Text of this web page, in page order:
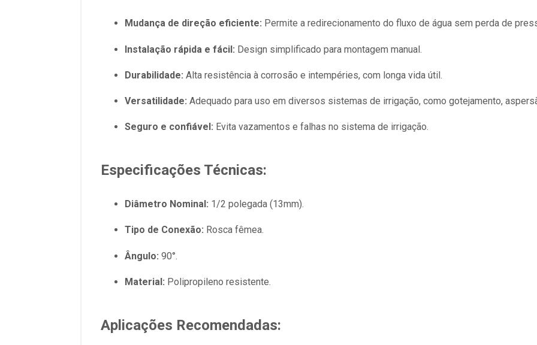
Mudança de direção eficiente: Permite a redirecionamento do fluxo de água sem perda de
Instalação rápida e fácil: Design simplificado para montagem manual.
Durabilidade: Alta resistência à corrosão e intempéries, com longa vida útil.
Versatilidade: Adequado para uso em diversos sistemas de irrigação, como gotejamento,
Seguro e confiável: Evita vazamentos e falhas no sistema de irrigação.
Especificações Técnicas:
Diâmetro Nominal: 1/2 polegada (13mm).
Tipo de Conexão: Rosca fêmea.
Ângulo: 90°.
Material: Polipropileno resistente.
Aplicações Recomendadas: